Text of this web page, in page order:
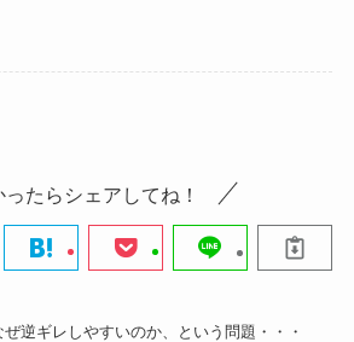
ったらシェアしてね！
逆ギレしやすいのか、という問題・・・